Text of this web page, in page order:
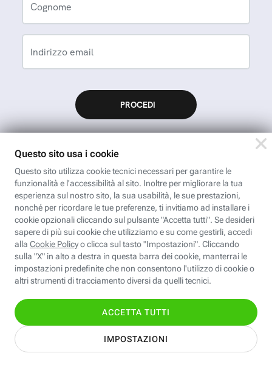
Cognome
Indirizzo email
App FastwebPlus
Un'app unica per
conoscere, informare,
ispirare
Seguici